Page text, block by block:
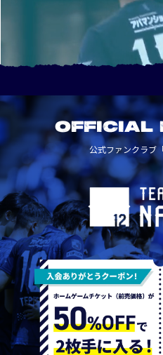
OFFICIAL
公式ファンクラブ